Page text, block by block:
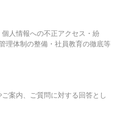
人情報への不正アクセス・紛
理体制の整備・社員教育の徹底等
案内、ご質問に対する回答とし